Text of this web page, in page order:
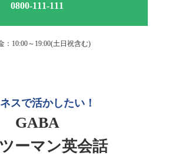
0800-111-111
：10:00～19:00(土日祝含む)
スで活かしたい！
GABA
ーマン英会話